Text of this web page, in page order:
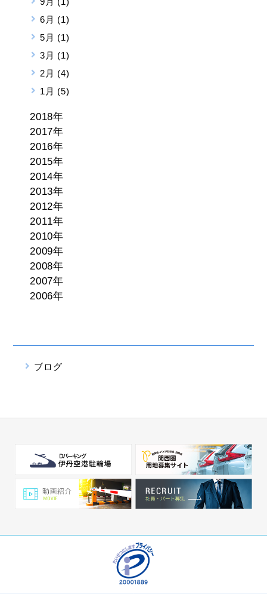
6月 (1)
5月 (1)
3月 (1)
2月 (4)
1月 (5)
2018年
2017年
2016年
2015年
2014年
2013年
2012年
2011年
2010年
2009年
2008年
2007年
2006年
ブログ